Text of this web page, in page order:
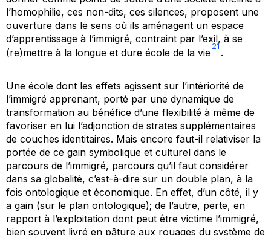
l’homophilie, ces non-dits, ces silences, proposent une
ouverture dans le sens où ils aménagent un espace
d’apprentissage à l’immigré, contraint par l’exil, à se
(re)mettre à la longue et dure école de la vie
21
.
Une école dont les effets agissent sur l’intériorité de
l’immigré apprenant, porté par une dynamique de
transformation au bénéfice d’une flexibilité à même de
favoriser en lui l’adjonction de strates supplémentaires
de couches identitaires. Mais encore faut-il relativiser la
portée de ce gain symbolique et culturel dans le
parcours de l’immigré, parcours qu’il faut considérer
dans sa globalité, c’est-à-dire sur un double plan, à la
fois ontologique et économique. En effet, d’un côté, il y
a gain (sur le plan ontologique); de l’autre, perte, en
rapport à l’exploitation dont peut être victime l’immigré,
bien souvent livré en pâture aux rouages du système de